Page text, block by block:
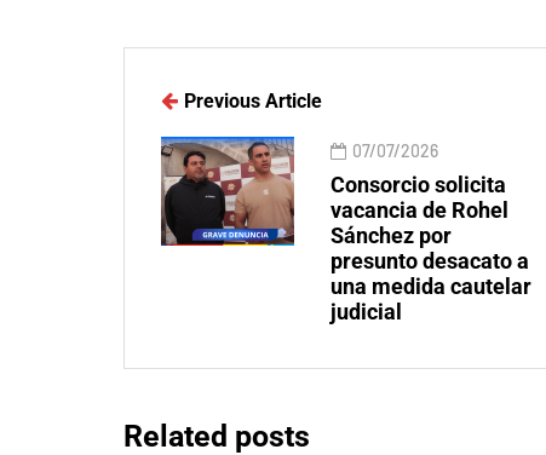
Previous Article
07/07/2026
Consorcio solicita
vacancia de Rohel
Sánchez por
presunto desacato a
una medida cautelar
judicial
Related posts